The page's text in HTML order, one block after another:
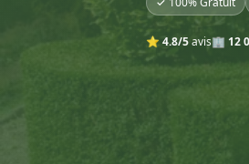
⭐ 4.8/5avis🏢 12